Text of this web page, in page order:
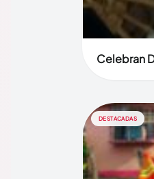
Celebran
DESTACADAS